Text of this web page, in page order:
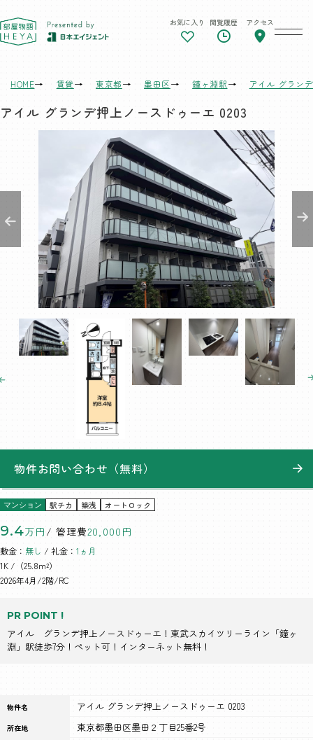
東京 部屋物語 お気に入り 閲覧履歴 アクセス
HOME 賃貸 東京都 墨田区 鐘ヶ淵駅 アイル グラン
アイル グランデ押上ノースドゥーエ 0203
PR POINT !
アイル グランデ押上ノースドゥーエ！東武スカイツリーライン「鐘ヶ
淵」駅徒歩7分！ペット可！インターネット無料！
マンション 駅チカ 築浅 オートロック
9.4万円 / 管理費20,000円
敷金： 無し / 礼金： 1ヵ月
1K /（25.8m²）
2026年4月/2階/RC
物件お問い合わせ（無料）
物件名 アイル グランデ押上ノースドゥーエ 0203
所在地 東京都墨田区墨田２丁目25番2号